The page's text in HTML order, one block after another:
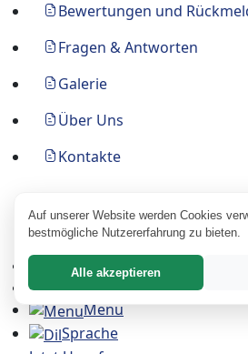
Auf unserer Website werden Cookies
bestmögliche Nutzererfahrung zu bieten.
Alle akzeptieren
Bewertungen und
Fragen & Antworten
Galerie
Über Uns
Kontakte
Hauptseite
Suche
Menu
Sprache